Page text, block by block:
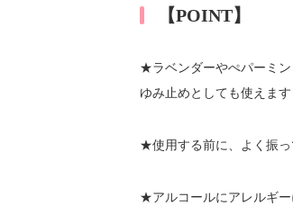
【POINT】
★ラベンダーやぺパーミ
ゆみ止めとしても使えます
★使用する前に、よく振っ
★アルコールにアレルギー